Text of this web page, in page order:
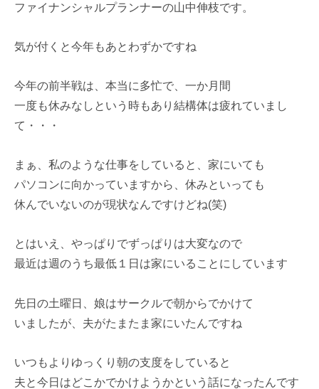
ファイナンシャルプランナーの山中伸枝です。
気が付くと今年もあとわずかですね
今年の前半戦は、本当に多忙で、一か月間
一度も休みなしという時もあり結構体は疲れていまし
て・・・
まぁ、私のような仕事をしていると、家にいても
パソコンに向かっていますから、休みといっても
休んでいないのが現状なんですけどね(笑)
とはいえ、やっぱりでずっぱりは大変なので
最近は週のうち最低１日は家にいることにしています
先日の土曜日、娘はサークルで朝からでかけて
いましたが、夫がたまたま家にいたんですね
いつもよりゆっくり朝の支度をしていると
夫と今日はどこかでかけようかという話になったんです